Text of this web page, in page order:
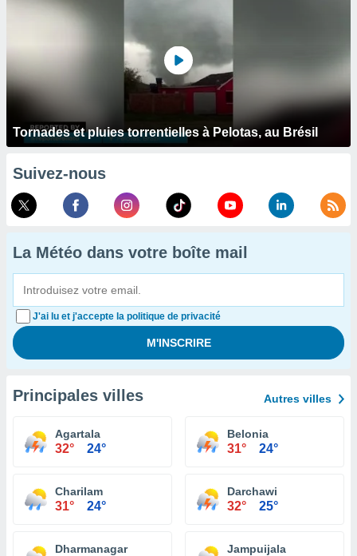
Tornades et pluies torrentielles à Pelotas, au Brésil
Suivez-nous
La Météo dans votre boîte mail
J'ai lu et j'accepte la politique de privacité
Principales villes Autres villes
Agartala
32° 24°
Belonia
31° 24°
Charilam
31° 24°
Darchawi
32° 25°
Dharmanagar Jampuijala